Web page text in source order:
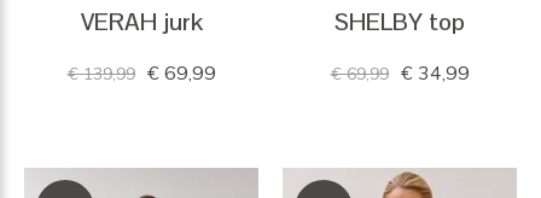
VERAH jurk
€ 139,99 € 69,99
SHELBY top
€ 69,99 € 34,99